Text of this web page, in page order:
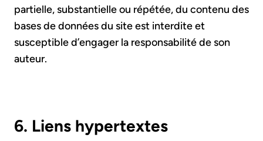
partielle, substantielle ou répétée, du contenu des
bases de données du site est interdite et
susceptible d’engager la responsabilité de son
auteur.
6. Liens hypertextes